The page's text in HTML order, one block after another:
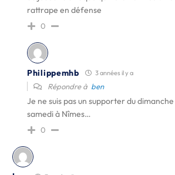
rattrape en défense
0
Philippemhb 3 années il y a
Répondre à ben
Je ne suis pas un supporter du
samedi à Nîmes…
0